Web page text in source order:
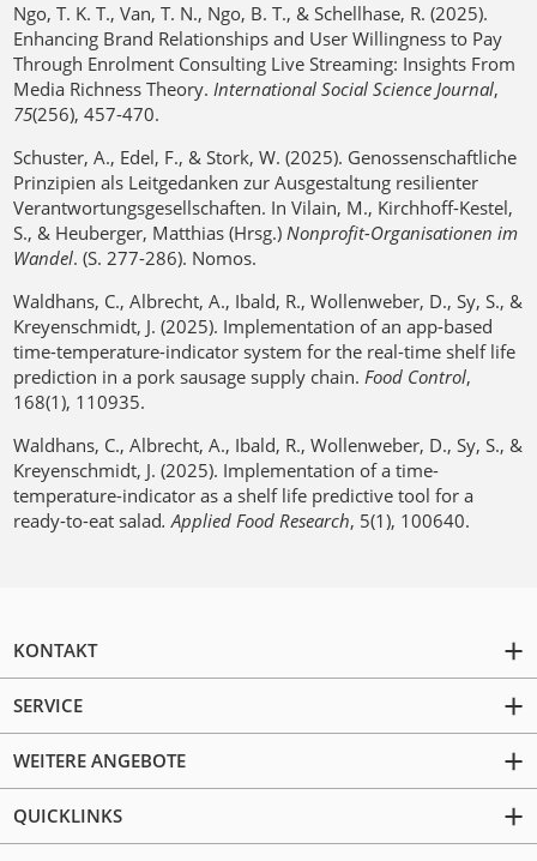
Ngo, T. K. T., Van, T. N., Ngo, B. T., & Schellhase, R. (2025).
Enhancing Brand Relationships and User Willingness to Pay
Through Enrolment Consulting Live Streaming: Insights From
Media Richness Theory.International Social Science Journal,
75(256), 457-470.
Schuster, A., Edel, F., & Stork, W. (2025). Genossenschaftliche
Prinzipien als Leitgedanken zur Ausgestaltung resilienter
Verantwortungsgesellschaften. In Vilain, M., Kirchhoff-Kestel,
S., & Heuberger, Matthias (Hrsg.)Nonprofit-Organisationen im
Wandel. (S. 277-286). Nomos.
Waldhans, C., Albrecht, A., Ibald, R., Wollenweber, D., Sy, S., &
Kreyenschmidt, J. (2025). Implementation of an app-based
time-temperature-indicator system for the real-time shelf life
prediction in a pork sausage supply chain.Food Control,
168(1), 110935.
Waldhans, C., Albrecht, A., Ibald, R., Wollenweber, D., Sy, S., &
Kreyenschmidt, J. (2025). Implementation of a time-
temperature-indicator as a shelf life predictive tool for a
ready-to-eat salad.Applied Food Research, 5(1), 100640.
KONTAKT
SERVICE
WEITERE ANGEBOTE
QUICKLINKS